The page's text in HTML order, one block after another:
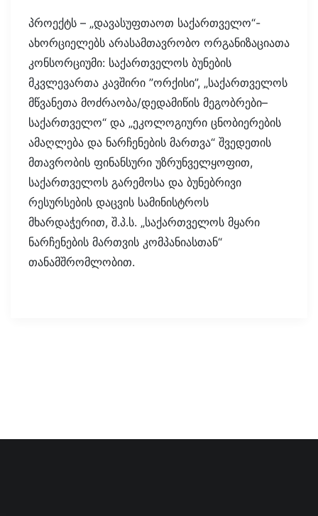
პროექტს – „დავასუფთაოთ საქართველო“-
ახორციელებს არასამთავრობო ორგანიზაციათა
კონსორციუმი: საქართველოს ბუნების
მკვლევართა კავშირი ”ორქისი”, „საქართველოს
მწვანეთა მოძრაობა/დედამიწის მეგობრები–
საქართველო“ და „ეკოლოგიური ცნობიერების
ამაღლება და ნარჩენების მართვა“ შვედეთის
მთავრობის ფინანსური უზრუნველყოფით,
საქართველოს გარემოსა და ბუნებრივი
რესურსების დაცვის სამინისტროს
მხარდაჭერით, შ.პ.ს. „საქართველოს მყარი
ნარჩენების მართვის კომპანიასთან“
თანამშრომლობით.